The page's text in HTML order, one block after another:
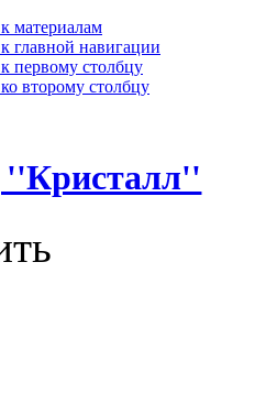
материалам
главной навигации
первому столбцу
второму столбцу